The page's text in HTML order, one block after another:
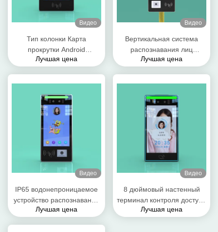
Видео
Тип колонки Карта
прокрутки Android
распознавание лица
Лучшая цена
Видео
Вертикальная система
распознавания лиц
Система контроля доступа
Лучшая цена
Видео
IP65 водонепроницаемое
устройство распознавания
лиц 8 дюймовый терминал
Лучшая цена
Видео
8 дюймовый настенный
терминал контроля доступа
с распознаванием лиц 12В
Лучшая цена